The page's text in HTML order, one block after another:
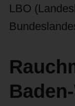
LBO